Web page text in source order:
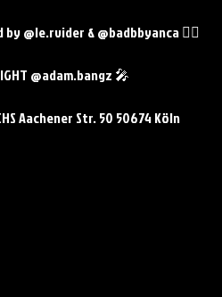
by @le.rvider & @badbbyanca 😮‍💨
@adam.bangz 🎤
Aachener Str. 50 50674 Köln